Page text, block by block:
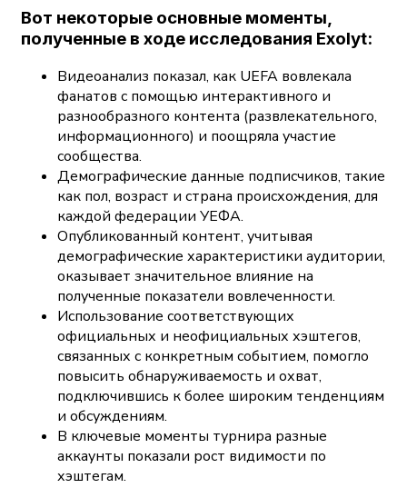
Вот некоторые основные моменты,
полученные в ходе исследования Exolyt:
Видеоанализ показал, как UEFA вовлекала
фанатов с помощью интерактивного и
разнообразного контента (развлекательного,
информационного) и поощряла участие
сообщества.
Демографические данные подписчиков, такие
как пол, возраст и страна происхождения, для
каждой федерации УЕФА.
Опубликованный контент, учитывая
демографические характеристики аудитории,
оказывает значительное влияние на
полученные показатели вовлеченности.
Использование соответствующих
официальных и неофициальных хэштегов,
связанных с конкретным событием, помогло
повысить обнаруживаемость и охват,
подключившись к более широким тенденциям
и обсуждениям.
В ключевые моменты турнира разные
аккаунты показали рост видимости по
хэштегам.